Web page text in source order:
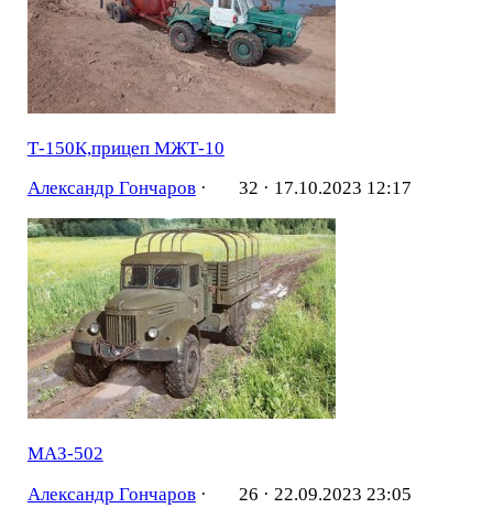
Т-150К,прицеп МЖТ-10
Александр Гончаров· 32 · 17.10.2023 12:17
МАЗ-502
Александр Гончаров· 26 · 22.09.2023 23:05